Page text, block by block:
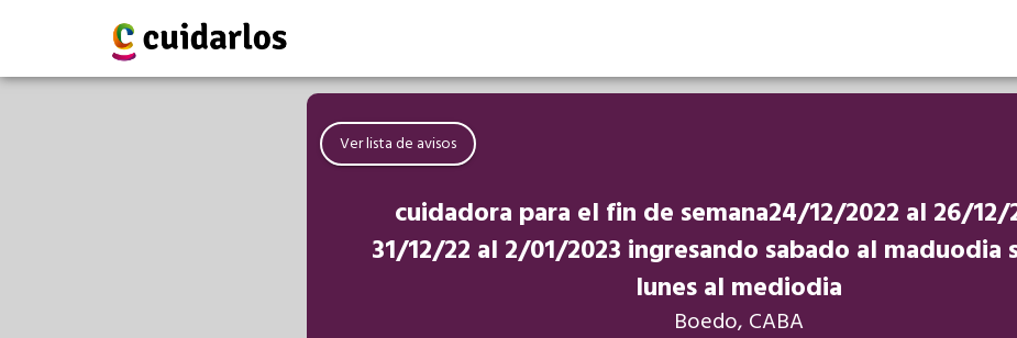
Ver lista de avisos
cuidadora para el fin de semana24/12/2022 al 26/12/
31/12/22 al 2/01/2023 ingresando sabado al maduodia
lunes al mediodia
Boedo, CABA